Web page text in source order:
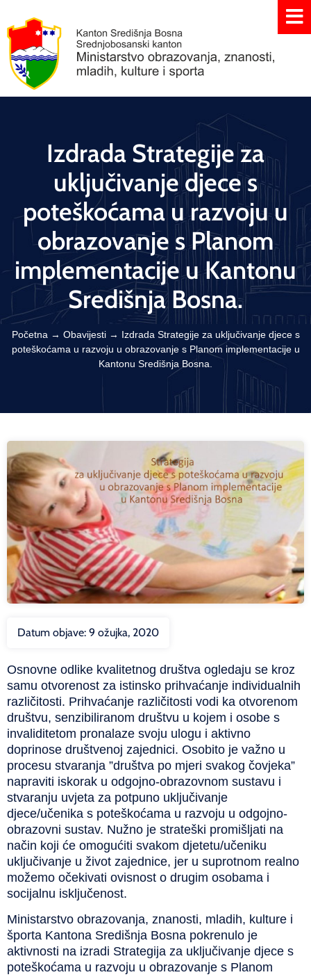
Izdrada Strategije za
uključivanje djece s
poteškoćama u razvoju u
obrazovanje s Planom
implementacije u Kantonu
Središnja Bosna.
Početna → Obavijesti→ Izdrada Strategije za uključivanje djece s
poteškoćama u razvoju u obrazovanje s Planom implementacije u
Kantonu Središnja Bosna.
Datum objave: 9 ožujka, 2020
Osnovne odlike kvalitetnog društva ogledaju se kroz
samu otvorenost za istinsko prihvaćanje individualnih
različitosti. Prihvaćanje različitosti vodi ka otvorenom
društvu, senzibiliranom društvu u kojem i osobe s
invaliditetom pronalaze svoju ulogu i aktivno
doprinose društvenoj zajednici. Osobito je važno u
procesu stvaranja ”društva po mjeri svakog čovjeka”
napraviti iskorak u odgojno-obrazovnom sustavu i
stvaranju uvjeta za potpuno uključivanje
djece/učenika s poteškoćama u razvoju u odgojno-
obrazovni sustav. Nužno je strateški promišljati na
način koji će omogućiti svakom djetetu/učeniku
uključivanje u život zajednice, jer u suprotnom realno
možemo očekivati ovisnost o drugim osobama i
socijalnu isključenost.
Ministarstvo obrazovanja, znanosti, mladih, kulture i
športa Kantona Središnja Bosna pokrenulo je
aktivnosti na izradi Strategija za uključivanje djece s
poteškoćama u razvoju u obrazovanje s Planom